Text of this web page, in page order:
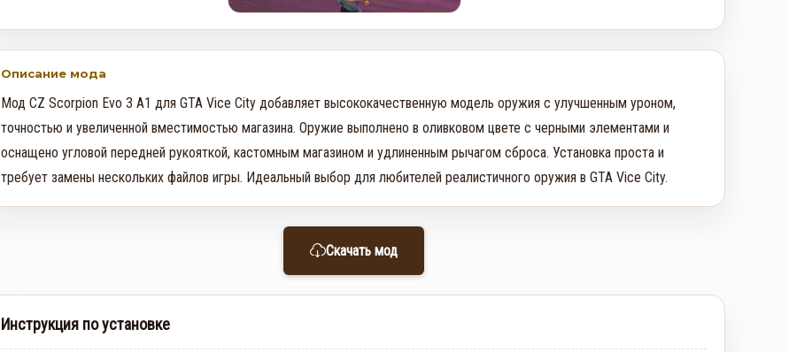
0
371
Описание мода
Мод CZ Scorpion Evo 3 A1 для GTA Vice City добавляет высококачественную модель оружия с улучшенным уроном,
точностью и увеличенной вместимостью магазина. Оружие выполнено в оливковом цвете с черными элементами и
оснащено угловой передней рукояткой, кастомным магазином и удлиненным рычагом сброса. Установка проста и
требует замены нескольких файлов игры. Идеальный выбор для любителей реалистичного оружия в GTA Vice City.
Скачать мод
Инструкция по установке